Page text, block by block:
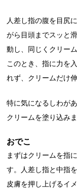
人差し指の腹を目尻
がら目頭までスッと
動し、同じくクリー
このとき、指に力を
れず、クリームだけ
特に気になるしわが
クリームを塗り込みま
おでこ
まずはクリームを指
す。人差し指と中指
皮膚を押し上げるイ